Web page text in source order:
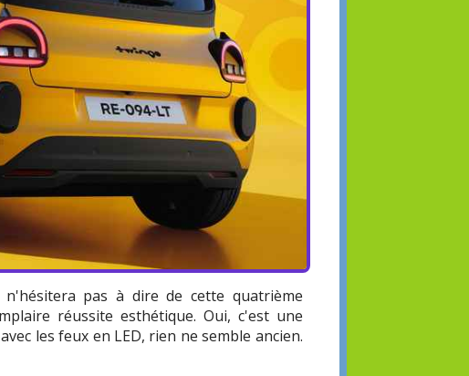
pas à dire de cette quatrième
réussite esthétique. Oui, c'est une
les feux en LED, rien ne semble ancien.